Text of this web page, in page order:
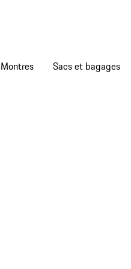
Montres Sacs et bagages